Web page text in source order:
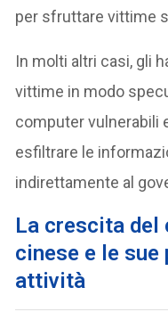
per sfruttare vittime
In molti altri casi, gli
vittime in modo
computer vulnerabili
esfiltrare le
indirettamente al
La crescita del
cinese e le
attività